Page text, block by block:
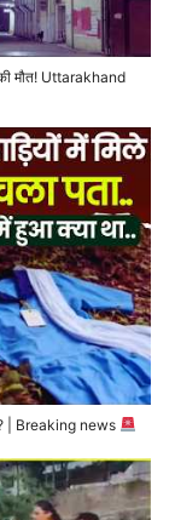
की मौत! Uttarakhand
? | Breaking news